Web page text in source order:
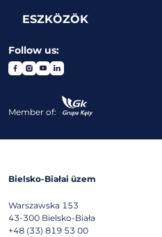
ESZKÖZÖK
Follow us:
Member of:
Bielsko-Białai üzem
Warszawska 153
43-300 Bielsko-Biała
+48 (33) 819 53 00